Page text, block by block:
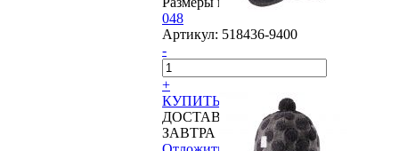
048
Артикул: 518436-9400
-
+
КУПИТЬ
ДОСТАВИМ
ЗАВТРА